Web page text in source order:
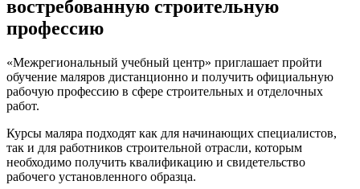
востребованную строительную
профессию
«Межрегиональный учебный центр» приглашает пройти
обучение маляров дистанционно и получить официальную
рабочую профессию в сфере строительных и отделочных
работ.
Курсы маляра подходят как для начинающих специалистов,
так и для работников строительной отрасли, которым
необходимо получить квалификацию и свидетельство
рабочего установленного образца.